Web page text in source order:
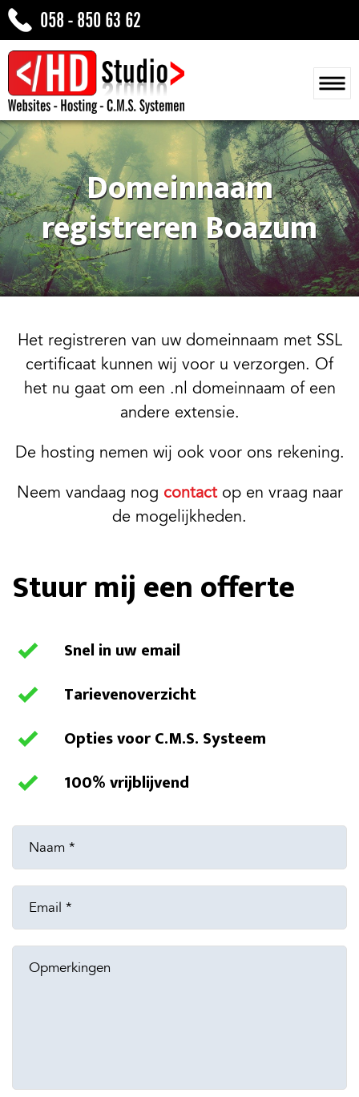
058 - 850 63 62
Domeinnaam
registreren Boazum
Het registreren van uw domeinnaam met SSL
certificaat kunnen wij voor u verzorgen. Of
het nu gaat om een .nl domeinnaam of een
andere extensie.
De hosting nemen wij ook voor ons rekening.
Neem vandaag nog contactop en vraag naar
de mogelijkheden.
Stuur mij een offerte
Snel in uw email
Tarievenoverzicht
Opties voor C.M.S. Systeem
100% vrijblijvend